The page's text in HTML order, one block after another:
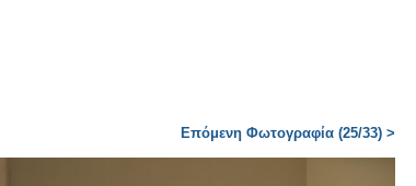
Επόμενη Φωτογραφία (25/33) >